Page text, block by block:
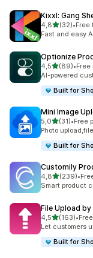
Kixxl: Gang
4,85 yıldız
(32)
toplam 32•Free
Fast and easy
Optionize
4,55 yıldız
(89)
toplam 89•Free
AI-powered
Built for
Mini Image
5,05 yıldız
(31)
toplam 31•Free
Photo
Built for
Customily
4,85 yıldız
(239)
toplam 239•
Smart product
File Upload
4,55 yıldız
(163)
toplam 163•
Let customers
Built for